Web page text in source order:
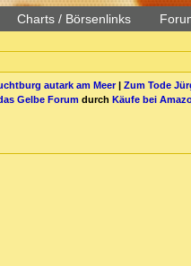
Charts / Börsenlinks
autark am Meer| Zum Tode
Gelbe Forum durch Käufe bei